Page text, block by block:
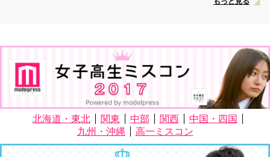
北海道・東北 関東 中部 関西
中国・四国
九州・沖縄
高一ミスコン